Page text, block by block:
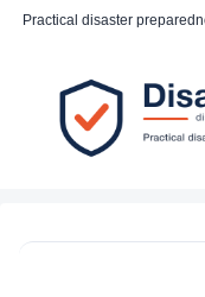
Practical disaster